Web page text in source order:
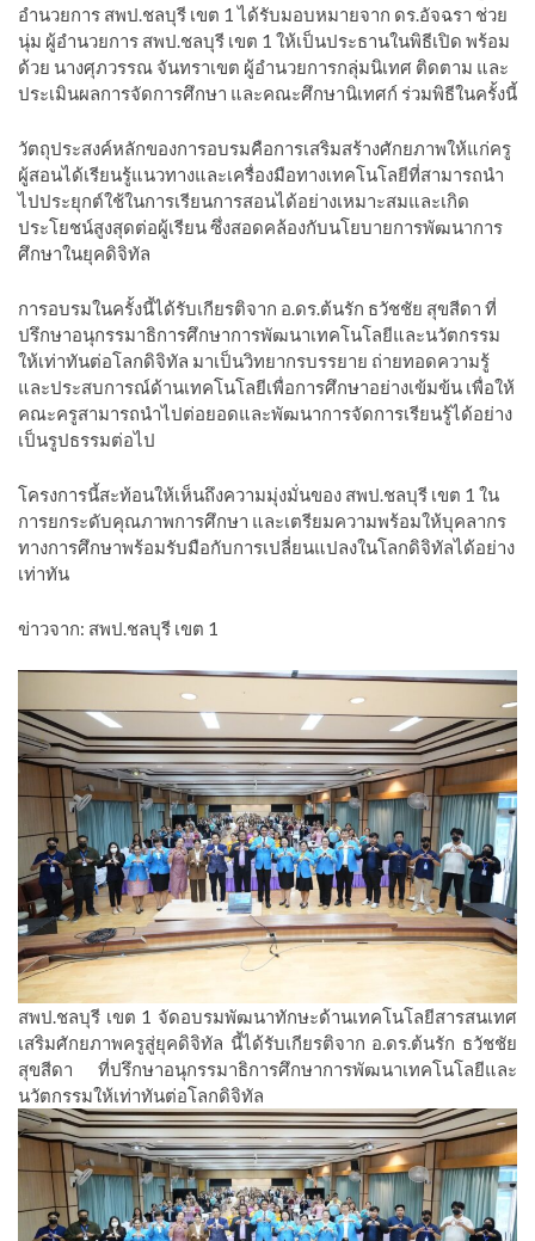
อำนวยการ สพป.ชลบุรี เขต 1 ได้รับมอบหมายจาก ดร.อัจฉรา ช่วย
นุ่ม ผู้อำนวยการ สพป.ชลบุรี เขต 1 ให้เป็นประธานในพิธีเปิด พร้อม
ด้วย นางศุภวรรณ จันทราเขต ผู้อำนวยการกลุ่มนิเทศ ติดตาม และ
ประเมินผลการจัดการศึกษา และคณะศึกษานิเทศก์ ร่วมพิธีในครั้งนี้
วัตถุประสงค์หลักของการอบรมคือการเสริมสร้างศักยภาพให้แก่ครู
ผู้สอนได้เรียนรู้แนวทางและเครื่องมือทางเทคโนโลยีที่สามารถนำ
ไปประยุกต์ใช้ในการเรียนการสอนได้อย่างเหมาะสมและเกิด
ประโยชน์สูงสุดต่อผู้เรียน ซึ่งสอดคล้องกับนโยบายการพัฒนาการ
ศึกษาในยุคดิจิทัล
การอบรมในครั้งนี้ได้รับเกียรติจาก อ.ดร.ต้นรัก ธวัชชัย สุขสีดา ที่
ปรึกษาอนุกรรมาธิการศึกษาการพัฒนาเทคโนโลยีและนวัตกรรม
ให้เท่าทันต่อโลกดิจิทัล มาเป็นวิทยากรบรรยาย ถ่ายทอดความรู้
และประสบการณ์ด้านเทคโนโลยีเพื่อการศึกษาอย่างเข้มข้น เพื่อให้
คณะครูสามารถนำไปต่อยอดและพัฒนาการจัดการเรียนรู้ได้อย่าง
เป็นรูปธรรมต่อไป
โครงการนี้สะท้อนให้เห็นถึงความมุ่งมั่นของ สพป.ชลบุรี เขต 1 ใน
การยกระดับคุณภาพการศึกษา และเตรียมความพร้อมให้บุคลากร
ทางการศึกษาพร้อมรับมือกับการเปลี่ยนแปลงในโลกดิจิทัลได้อย่าง
เท่าทัน
ข่าวจาก: สพป.ชลบุรี เขต 1
สพป.ชลบุรี เขต 1 จัดอบรมพัฒนาทักษะด้านเทคโนโลยีสารสนเทศ
เสริมศักยภาพครูสู่ยุคดิจิทัล นี้ได้รับเกียรติจาก อ.ดร.ต้นรัก ธวัชชัย
สุขสีดา ที่ปรึกษาอนุกรรมาธิการศึกษาการพัฒนาเทคโนโลยีและ
นวัตกรรมให้เท่าทันต่อโลกดิจิทัล